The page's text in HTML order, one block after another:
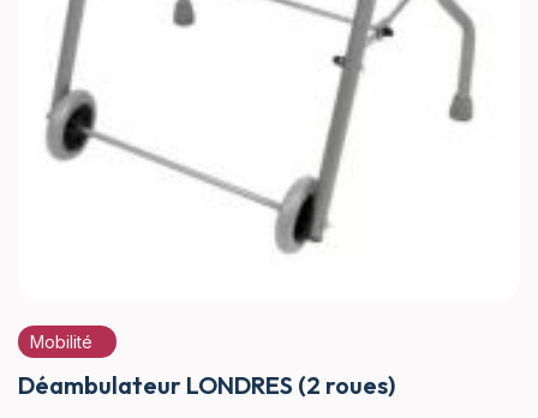
Mobilité
Déambulateur LONDRES (2 roues)